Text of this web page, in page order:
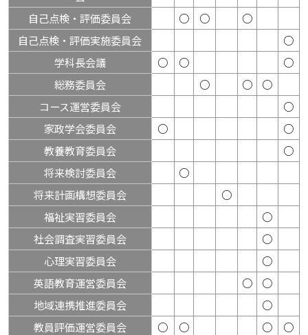
自己点検・評価委員会
○ ○
○
自己点検・評価実施委員会
○
学科長会議
○ ○
○
総務委員会
○ ○
○
コース運営委員会
○
家政学会委員会
○
○
教養教育委員会
○
将来検討委員会
○
将来計画構想委員会
○
福祉実習委員会
○
社会調査実習委員会
○
心理実習委員会
○
英語教育運営委員会
○
○
地域連携推進委員会
○
教員評価運営委員会
○ ○ ○
○